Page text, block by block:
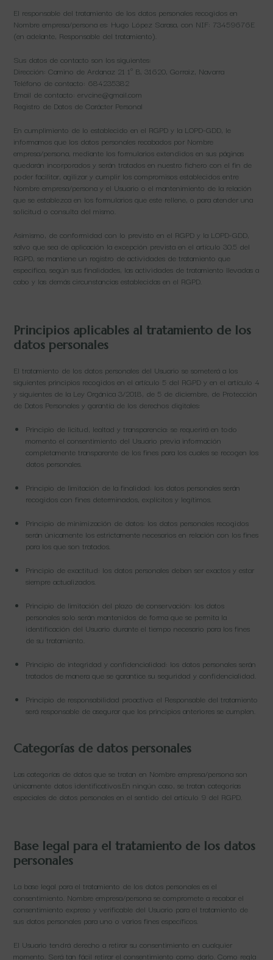
El responsable del tratamiento de los datos personales recogidos en
Nombre empresa/persona es: Hugo López Sarasa, con NIF: 73459676E
(en adelante, Responsable del tratamiento).
Sus datos de contacto son los siguientes:
Dirección: Camino de Ardanaz 21 1º B, 31620, Gorraiz, Navarra
Teléfono de contacto: 684235382
Email de contacto: ervcine@gmail.com
Registro de Datos de Carácter Personal
En cumplimiento de lo establecido en el RGPD y la LOPD-GDD, le
informamos que los datos personales recabados por Nombre
empresa/persona, mediante los formularios extendidos en sus páginas
quedarán incorporados y serán tratados en nuestro fichero con el fin de
poder facilitar, agilizar y cumplir los compromisos establecidos entre
Nombre empresa/persona y el Usuario o el mantenimiento de la relación
que se establezca en los formularios que este rellene, o para atender una
solicitud o consulta del mismo.
Asimismo, de conformidad con lo previsto en el RGPD y la LOPD-GDD,
salvo que sea de aplicación la excepción prevista en el artículo 30.5 del
RGPD, se mantiene un registro de actividades de tratamiento que
especifica, según sus finalidades, las actividades de tratamiento llevadas a
cabo y las demás circunstancias establecidas en el RGPD.
Principios aplicables al tratamiento de los
datos personales
El tratamiento de los datos personales del Usuario se someterá a los
siguientes principios recogidos en el artículo 5 del RGPD y en el artículo 4
y siguientes de la Ley Orgánica 3/2018, de 5 de diciembre, de Protección
de Datos Personales y garantía de los derechos digitales:
Principio de licitud, lealtad y transparencia: se requerirá en todo
momento el consentimiento del Usuario previa información
completamente transparente de los fines para los cuales se recogen los
datos personales.
Principio de limitación de la finalidad: los datos personales serán
recogidos con fines determinados, explícitos y legítimos.
Principio de minimización de datos: los datos personales recogidos
serán únicamente los estrictamente necesarios en relación con los fines
para los que son tratados.
Principio de exactitud: los datos personales deben ser exactos y estar
siempre actualizados.
Principio de limitación del plazo de conservación: los datos
personales solo serán mantenidos de forma que se permita la
identificación del Usuario durante el tiempo necesario para los fines
de su tratamiento.
Principio de integridad y confidencialidad: los datos personales serán
tratados de manera que se garantice su seguridad y confidencialidad.
Principio de responsabilidad proactiva: el Responsable del tratamiento
será responsable de asegurar que los principios anteriores se cumplen.
Categorías de datos personales
Las categorías de datos que se tratan en Nombre empresa/persona son
únicamente datos identificativos.En ningún caso, se tratan categorías
especiales de datos personales en el sentido del artículo 9 del RGPD.
Base legal para el tratamiento de los datos
personales
La base legal para el tratamiento de los datos personales es el
consentimiento. Nombre empresa/persona se compromete a recabar el
consentimiento expreso y verificable del Usuario para el tratamiento de
sus datos personales para uno o varios fines específicos.
El Usuario tendrá derecho a retirar su consentimiento en cualquier
momento. Será tan fácil retirar el consentimiento como darlo. Como regla